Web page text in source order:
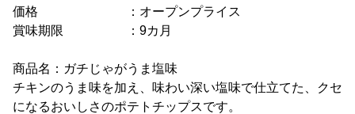
価格 ：オープンプライス
賞味期限 ：9カ月
商品名：ガチじゃがうま塩味
チキンのうま味を加え、味わい深い塩味で仕立てた、クセ
になるおいしさのポテトチップスです。